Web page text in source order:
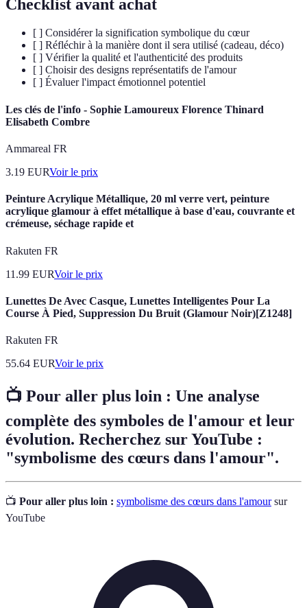
Checklist avant achat
[ ] Considérer la signification symbolique du cœur
[ ] Réfléchir à la manière dont il sera utilisé (cadeau, déco)
[ ] Vérifier la qualité et l'authenticité des produits
[ ] Choisir des designs représentatifs de l'amour
[ ] Évaluer l'impact émotionnel potentiel
Les clés de l'info - Sophie Lamoureux Florence Thinard
Elisabeth Combre
Ammareal FR
3.19 EURVoir le prix
Peinture Acrylique Métallique, 20 ml verre vert, peinture
acrylique glamour à effet métallique à base d'eau, couvrante et
crémeuse, séchage rapide et
Rakuten FR
11.99 EURVoir le prix
Lunettes De Avec Casque, Lunettes Intelligentes Pour La
Course À Pied, Suppression Du Bruit (Glamour Noir)[Z1248]
Rakuten FR
55.64 EURVoir le prix
📺 Pour aller plus loin : Une analyse
complète des symboles de l'amour et leur
évolution. Recherchez sur YouTube :
"symbolisme des cœurs dans l'amour".
📺 Pour aller plus loin : symbolisme des cœurs dans l'amoursur
YouTube